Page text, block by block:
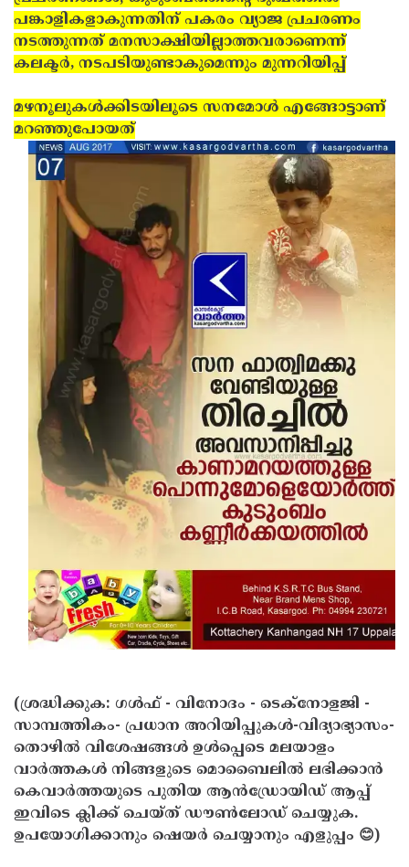
പങ്കാളികളാകുന്നതിന് പകരം വ്യാജ പ്രചരണം
നടത്തുന്നത് മനസാക്ഷിയില്ലാത്തവരാണെന്ന്
കലക്ടര്‍, നടപടിയുണ്ടാകുമെന്നും മുന്നറിയിപ്പ്
മഴനൂലുകള്‍ക്കിടയിലൂടെ സനമോള്‍ എങ്ങോട്ടാണ്
മറഞ്ഞുപോയത്
(ശ്രദ്ധിക്കുക: ഗൾഫ് - വിനോദം - ടെക്നോളജി -
സാമ്പത്തികം- പ്രധാന അറിയിപ്പുകൾ-വിദ്യാഭ്യാസം-
തൊഴിൽ വിശേഷങ്ങൾ ഉൾപ്പെടെ മലയാളം
വാർത്തകൾ നിങ്ങളുടെ മൊബൈലിൽ ലഭിക്കാൻ
കെവാർത്തയുടെ പുതിയ ആൻഡ്രോയിഡ് ആപ്പ്
ഇവിടെ ക്ലിക്ക് ചെയ്ത് ഡൗൺലോഡ് ചെയ്യുക.
ഉപയോഗിക്കാനും ഷെയർ ചെയ്യാനും എളുപ്പം 😊)